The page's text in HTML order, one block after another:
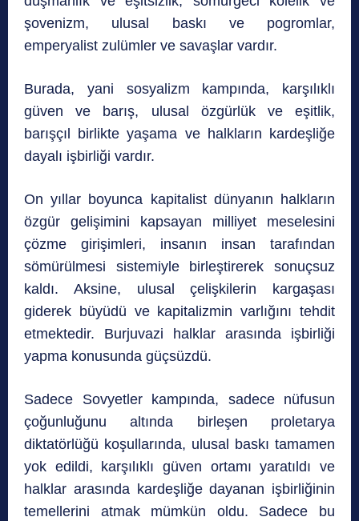
şovenizm, ulusal baskı ve pogromlar,
emperyalist zulümler ve savaşlar vardır.
Burada, yani sosyalizm kampında, karşılıklı
güven ve barış, ulusal özgürlük ve eşitlik,
barışçıl birlikte yaşama ve halkların kardeşliğe
dayalı işbirliği vardır.
On yıllar boyunca kapitalist dünyanın halkların
özgür gelişimini kapsayan milliyet meselesini
çözme girişimleri, insanın insan tarafından
sömürülmesi sistemiyle birleştirerek sonuçsuz
kaldı. Aksine, ulusal çelişkilerin kargaşası
giderek büyüdü ve kapitalizmin varlığını tehdit
etmektedir. Burjuvazi halklar arasında işbirliği
yapma konusunda güçsüzdü.
Sadece Sovyetler kampında, sadece nüfusun
çoğunluğunu altında birleşen proletarya
diktatörlüğü koşullarında, ulusal baskı tamamen
yok edildi, karşılıklı güven ortamı yaratıldı ve
halklar arasında kardeşliğe dayanan işbirliğinin
temellerini atmak mümkün oldu. Sadece bu